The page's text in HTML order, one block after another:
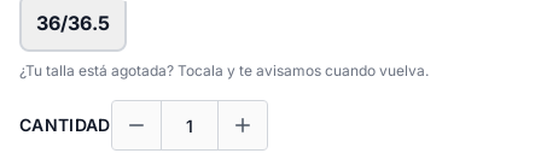
36/36.5
¿Tu talla está agotada? Tocala y te avisamos cuando vuelva.
CANTIDAD